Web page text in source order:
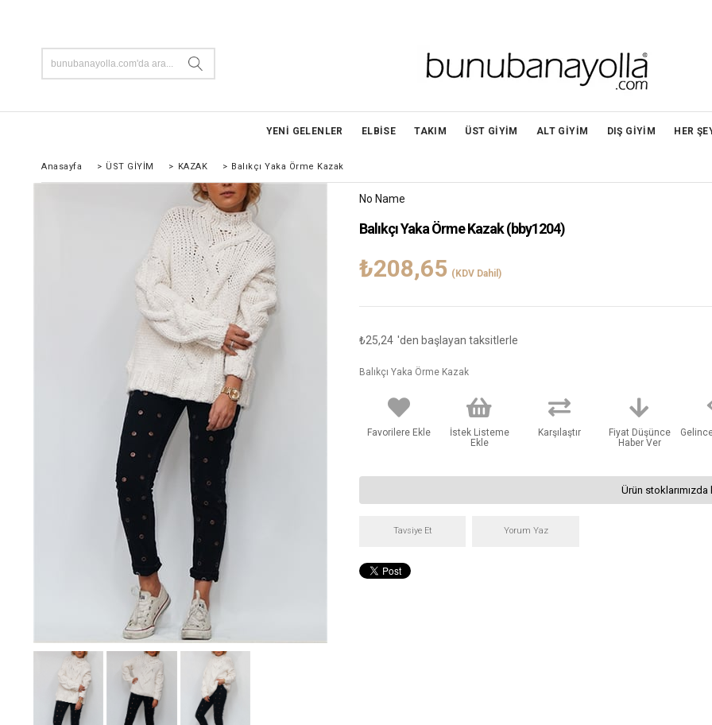
YENİ GELENLER ELBİSE TAKIM ÜST GİYİM ALT GİYİM DIŞ GİYİM HER
Anasayfa > ÜST GİYİM > KAZAK > Balıkçı Yaka Örme Kazak
No Name
Balıkçı Yaka Örme Kazak(bby1204)
₺208,65 (KDV Dahil)
₺25,24 'den başlayan taksitlerle
Balıkçı Yaka Örme Kazak
Favorilere Ekle
İstek Listeme
Ekle
Karşılaştır
Fiyat Düşünce
Haber Ver
Ürün stoklarımızda
Tavsiye Et Yorum Yaz